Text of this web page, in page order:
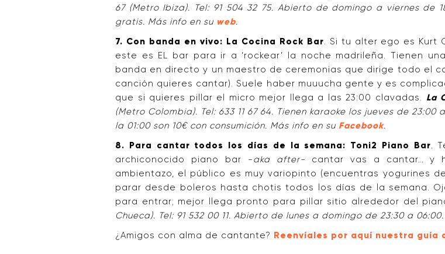
67 (Metro Ibiza). Tel: 91 504 32 75. Abierto de domingo a viernes de
gratis. Más info en su web.
7. Con banda en vivo: La Cocina Rock Bar. Si tu alter ego es Kurt
este es EL bar para ir a ‘rockear’ la noche madrileña. Tienen
banda en directo y un maestro de ceremonias que dirige todo el
canción quieres cantar). Suele haber muuucha gente y es
que si quieres pillar el micro mejor llega a las 23:00 clavadas. La
(Metro Colombia). Tel: 633 11 67 64. Tienen karaoke los jueves de
la 01:00 son 10€ con consumición. Más info en su Facebook.
8. Para cantar todos los días de la semana: Toni2 Piano Bar.
archiconocido piano bar -aka after- cantar vas a cantar… y
ambientazo, el público es muy variopinto (encuentras yogurines
parar desde boleros hasta chotis todos los días de la semana.
para entrar; mejor llega pronto para pillar sitio alrededor del
Chueca). Tel: 91 532 00 11. Abierto de lunes a domingo de 23:30 a
¿Amigos con alma de cantante? Reenvíales por aquí nuestra guía